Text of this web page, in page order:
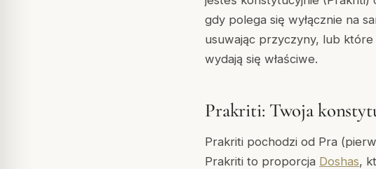
gdy polega się wyłącznie na
usuwając przyczyny, lub
wydają się właściwe.
Prakriti: Twoja
Prakriti pochodzi od Pra
Prakriti to proporcja Doshas,